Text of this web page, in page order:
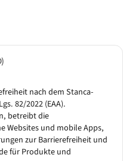
nach dem Stanca-
82/2022 (EAA).
betreibt die
Websites und mobile Apps,
zur Barrierefreiheit und
für Produkte und